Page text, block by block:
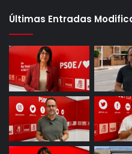
Últimas Entradas